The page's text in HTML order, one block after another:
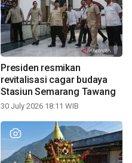
Presiden resmikan
revitalisasi cagar budaya
Stasiun Semarang Tawang
30 July 2026 18:11 WIB